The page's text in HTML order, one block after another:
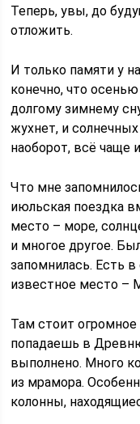
Теперь, увы, до
отложить.
И только памяти у
конечно, что
долгому зимнему
жухнет, и
наоборот, всё чаще
Что мне
июльская поездка
место – море,
и многое другое.
запомнилась. Есть
известное место –
Там стоит огромное
попадаешь в
выполнено. Много
из мрамора.
колонны,